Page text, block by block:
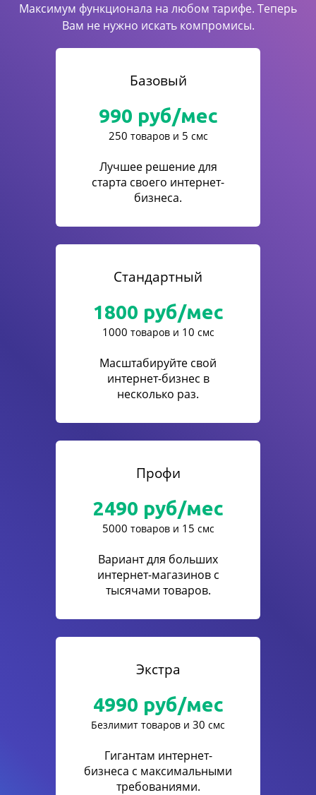
Максимум функционала на любом тарифе. Теперь
Вам не нужно искать компромисы.
Базовый
990 руб/мес
250 товаров и 5 смс
Лучшее решение для
старта своего интернет-
бизнеса.
Стандартный
1800 руб/мес
1000 товаров и 10 смс
Масштабируйте свой
интернет-бизнес в
несколько раз.
Профи
2490 руб/мес
5000 товаров и 15 смс
Вариант для больших
интернет-магазинов с
тысячами товаров.
Экстра
4990 руб/мес
Безлимит товаров и 30 смс
Гигантам интернет-
бизнеса с максимальными
требованиями.